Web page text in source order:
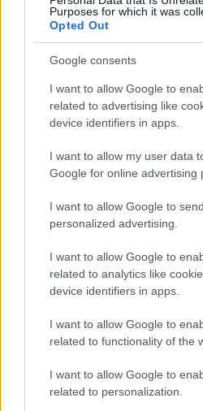
Purposes for which it was
Opted Out
Google consents
I want to allow Google to
related to advertising like
device identifiers in apps.
I want to allow my user data
Google for online advertising
I want to allow Google to
personalized advertising.
I want to allow Google to
related to analytics like
device identifiers in apps.
I want to allow Google to
related to functionality of the
I want to allow Google to
related to personalization.
E-mail cím
Feliratkozom a hírlevélre és
LEGFRISSEBB
Helyi hírek